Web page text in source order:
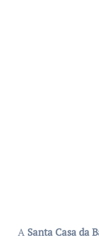
A Santa Casa da